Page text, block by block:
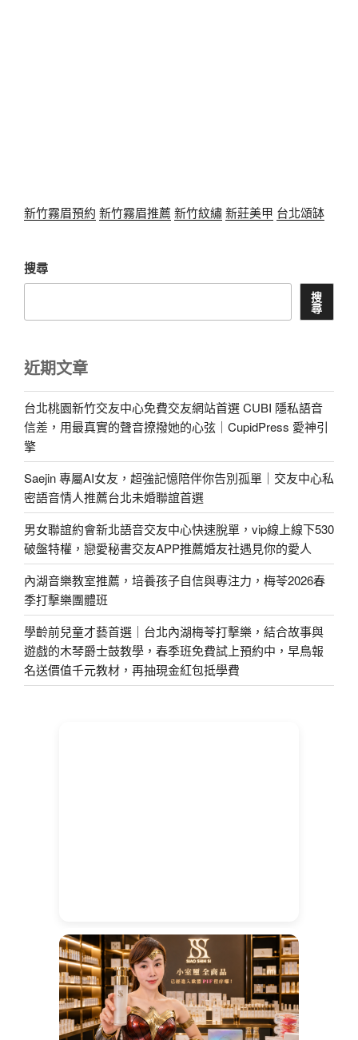
新竹霧眉預約 新竹霧眉推薦 新竹紋繡新莊美甲 台北頌缽
搜尋
搜
尋
近期文章
台北桃園新竹交友中心免費交友網站首選 CUBI 隱私語音
信差，用最真實的聲音撩撥她的心弦｜CupidPress 愛神引
擎
Saejin 專屬AI女友，超強記憶陪伴你告別孤單｜交友中心私
密語音情人推薦台北未婚聯誼首選
男女聯誼約會新北語音交友中心快速脫單，vip線上線下530
破盤特權，戀愛秘書交友APP推薦婚友社遇見你的愛人
內湖音樂教室推薦，培養孩子自信與專注力，梅苓2026春
季打擊樂團體班
學齡前兒童才藝首選｜台北內湖梅苓打擊樂，結合故事與
遊戲的木琴爵士鼓教學，春季班免費試上預約中，早鳥報
名送價值千元教材，再抽現金紅包抵學費